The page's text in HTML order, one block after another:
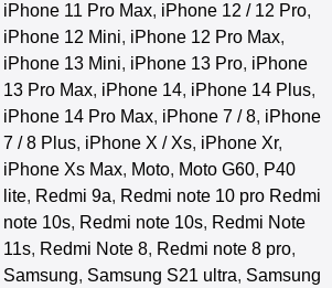
iPhone 11 Pro Max, iPhone 12 / 12 Pro,
iPhone 12 Mini, iPhone 12 Pro Max,
iPhone 13 Mini, iPhone 13 Pro, iPhone
13 Pro Max, iPhone 14, iPhone 14 Plus,
iPhone 14 Pro Max, iPhone 7 / 8, iPhone
7 / 8 Plus, iPhone X / Xs, iPhone Xr,
iPhone Xs Max, Moto, Moto G60, P40
lite, Redmi 9a, Redmi note 10 pro Redmi
note 10s, Redmi note 10s, Redmi Note
11s, Redmi Note 8, Redmi note 8 pro,
Samsung, Samsung S21 ultra, Samsung